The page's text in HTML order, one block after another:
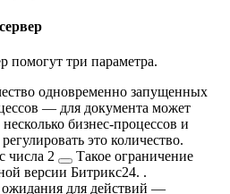
помогут три параметра.
одновременно запущенных
— для документа может
бизнес-процессов и
это количество.
числа 2
Такое ограничение
версии Битрикс24. .
для действий —